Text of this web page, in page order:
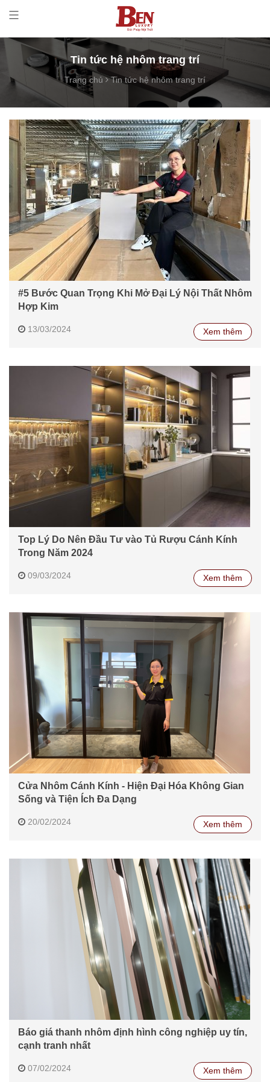
Tin tức hệ nhôm trang trí
Trang chủ Tin tức hệ nhôm trang trí
#5 Bước Quan Trọng Khi Mở Đại Lý Nội Thất Nhôm
Hợp Kim
13/03/2024 Xem thêm
Top Lý Do Nên Đầu Tư vào Tủ Rượu Cánh Kính
Trong Năm 2024
09/03/2024 Xem thêm
Cửa Nhôm Cánh Kính - Hiện Đại Hóa Không Gian
Sống và Tiện Ích Đa Dạng
20/02/2024 Xem thêm
Báo giá thanh nhôm định hình công nghiệp uy tín,
cạnh tranh nhất
07/02/2024 Xem thêm